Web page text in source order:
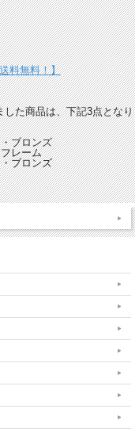
料無料！】
た商品は、下記3点となり
ブロンズ
レーム
ブロンズ